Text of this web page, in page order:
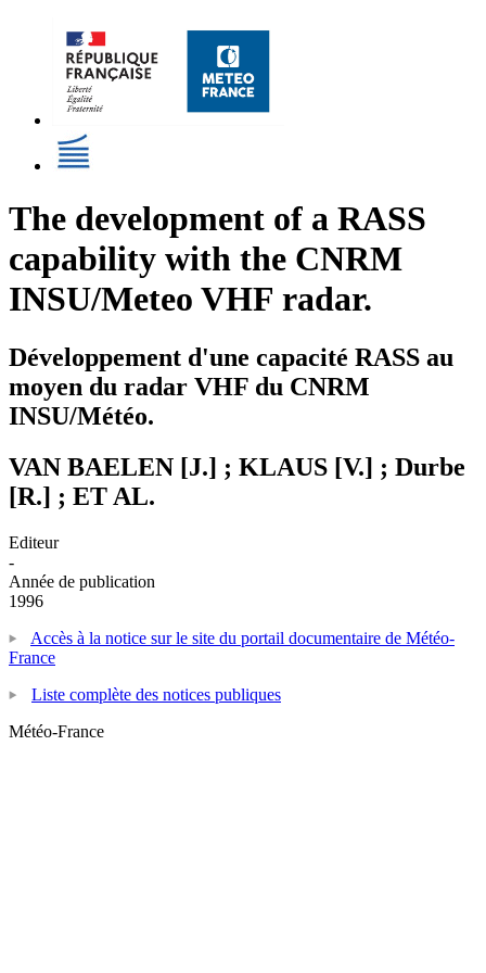
The development of a RASS
capability with the CNRM
INSU/Meteo VHF radar.
Développement d'une capacité RASS au
moyen du radar VHF du CNRM
INSU/Météo.
VAN BAELEN [J.] ; KLAUS [V.] ; Durbe
[R.] ; ET AL.
Editeur
-
Année de publication
1996
Accès à la notice sur le site du portail documentaire de Météo-
France
Liste complète des notices publiques
Météo-France